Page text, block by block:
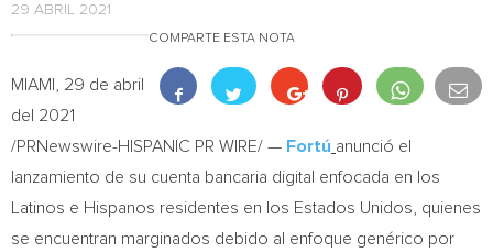
29 ABRIL 2021
COMPARTE ESTA NOTA
MIAMI
, 29 de abril
del 2021
/PRNewswire-HISPANIC PR WIRE/ — Fortú anunció el
lanzamiento de su cuenta bancaria digital enfocada en los
Latinos e Hispanos residentes en los Estados Unidos, quienes
se encuentran marginados debido al enfoque genérico por